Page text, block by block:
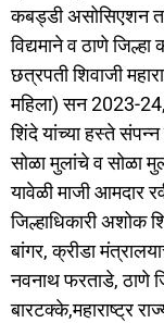
कबड्डी असोसिएशन
विद्यमाने व ठाणे
छत्रपती शिवाजी
महिला) सन 2023-
शिंदे यांच्या हस्ते
सोळा मुलांचे व सोळा
यावेळी माजी आमदार
जिल्हाधिकारी अशोक
बांगर, क्रीडा
नवनाथ फरताडे, ठाणे
बारटक्के,महाराष्ट्र